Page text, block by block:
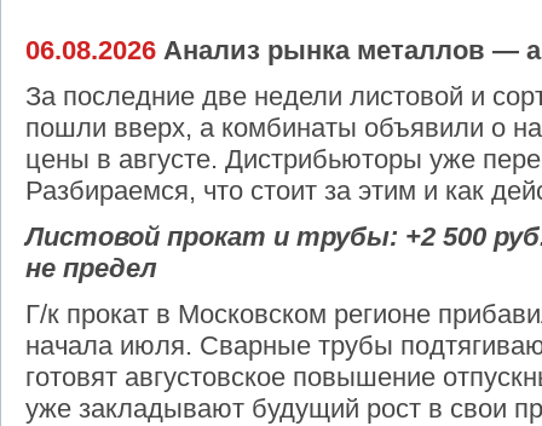
06.08.2026 Анализ рынка металлов —
За последние две недели листовой и
пошли вверх, а комбинаты объявили о
цены в августе. Дистрибьюторы уже
Разбираемся, что стоит за этим и как
Листовой прокат и трубы: +2 500
не предел
Г/к прокат в Московском регионе
начала июля. Сварные трубы
готовят августовское повышение
уже закладывают будущий рост в свои